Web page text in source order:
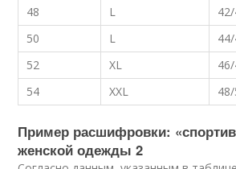
48
L
50
L
52
XL
54
XXL
Пример расшифровки:
женской одежды 2